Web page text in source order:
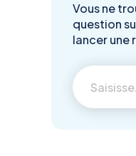
Vous ne
question
lancer une